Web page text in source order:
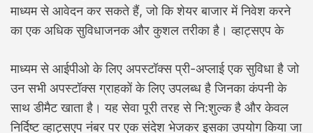
माध्यम से आवेदन कर सकते हैं, जो कि शेयर बाजार में निवेश करने
का एक अधिक सुविधाजनक और कुशल तरीका है। व्हाट्सएप के
माध्यम से आईपीओ के लिए अपस्टॉक्स प्री-अप्लाई एक सुविधा है जो
उन सभी अपस्टॉक्स ग्राहकों के लिए उपलब्ध है जिनका कंपनी के
साथ डीमैट खाता है। यह सेवा पूरी तरह से नि:शुल्क है और केवल
निर्दिष्ट व्हाट्सएप नंबर पर एक संदेश भेजकर इसका उपयोग किया जा